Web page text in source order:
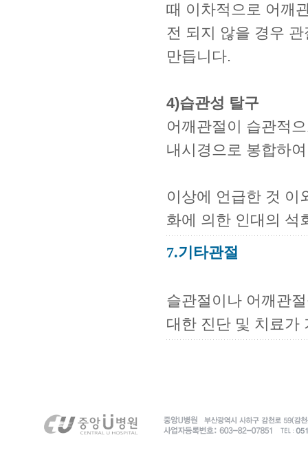
때 이차적으로 어깨
전 되지 않을 경우
만듭니다.
4)습관성 탈구
어깨관절이 습관적
내시경으로 봉합하
이상에 언급한 것 이
화에 의한 인대의 석
7.기타관절
슬관절이나 어깨관
대한 진단 및 치료가